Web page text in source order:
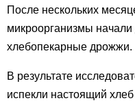
После нескольких
микроорганизмы
хлебопекарные дрожжи.
В результате
испекли настоящий